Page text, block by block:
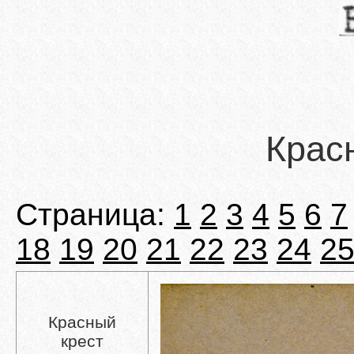
Страница: 1 2 3 4 5 6 7
18 19 20 21 22 23 24 25
Красный
крест